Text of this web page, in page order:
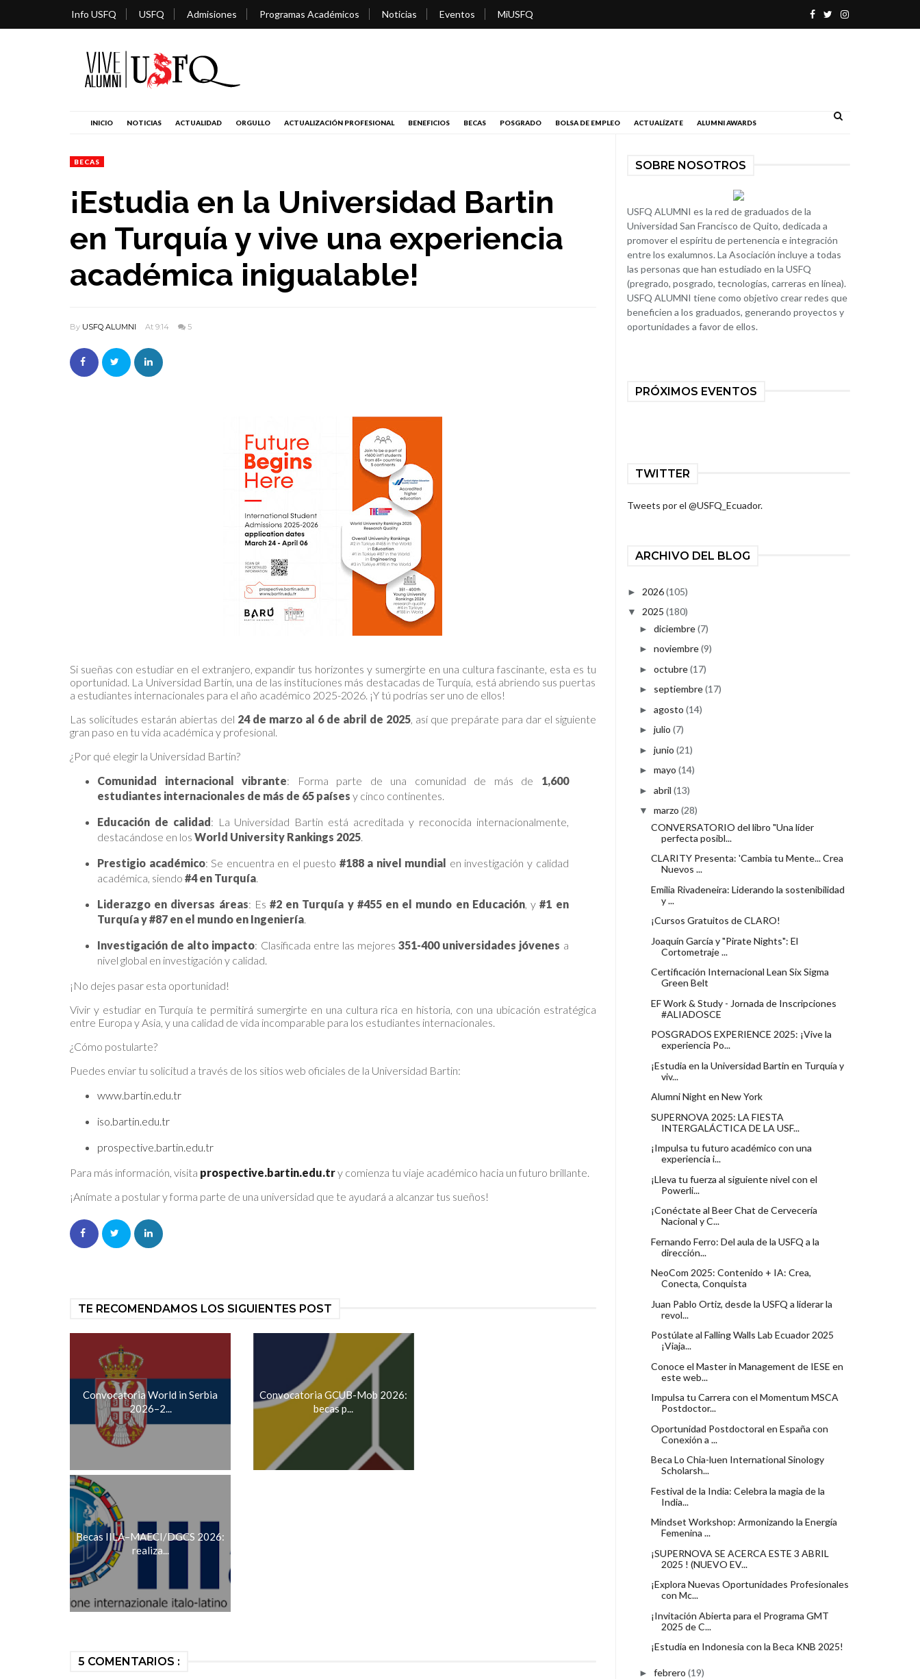
Info USFQ USFQ Admisiones Programas Académicos Noticias Eventos MiUSFQ
INICIO NOTICIAS ACTUALIDAD ORGULLO ACTUALIZACIÓN PROFESIONAL BENEFICIOS BECAS POSGRADO BOLSA DE EMPLEO ACTUALÍZATE ALUMNI AWARDS
BECAS
¡Estudia en la Universidad Bartin
en Turquía y vive una experiencia
académica inigualable!
By USFQ ALUMNI At 9:14 5
Si sueñas con estudiar en el extranjero, expandir tus horizontes y sumergirte en una cultura fascinante, esta es tu
oportunidad. La Universidad Bartin, una de las instituciones más destacadas de Turquía, está abriendo sus puertas
a estudiantes internacionales para el año académico 2025-2026. ¡Y tú podrías ser uno de ellos!
Las solicitudes estarán abiertas del 24 de marzo al 6 de abril de 2025, así que prepárate para dar el siguiente
gran paso en tu vida académica y profesional.
¿Por qué elegir la Universidad Bartin?
Comunidad internacional vibrante: Forma parte de una comunidad de más de 1,600
estudiantes internacionales de más de 65 países y cinco continentes.
Educación de calidad: La Universidad Bartin está acreditada y reconocida internacionalmente,
destacándose en los World University Rankings 2025.
Prestigio académico: Se encuentra en el puesto #188 a nivel mundial en investigación y calidad
académica, siendo #4 en Turquía.
Liderazgo en diversas áreas: Es#2 en Turquía y #455 en el mundo en Educación, y#1 en
Turquía y #87 en el mundo en Ingeniería.
Investigación de alto impacto: Clasificada entre las mejores351-400 universidades jóvenes a
nivel global en investigación y calidad.
¡No dejes pasar esta oportunidad!
Vivir y estudiar en Turquía te permitirá sumergirte en una cultura rica en historia, con una ubicación estratégica
entre Europa y Asia, y una calidad de vida incomparable para los estudiantes internacionales.
¿Cómo postularte?
Puedes enviar tu solicitud a través de los sitios web oficiales de la Universidad Bartin:
www.bartin.edu.tr
iso.bartin.edu.tr
prospective.bartin.edu.tr
Para más información, visita prospective.bartin.edu.try comienza tu viaje académico hacia un futuro brillante.
¡Anímate a postular y forma parte de una universidad que te ayudará a alcanzar tus sueños!
TE RECOMENDAMOS LOS SIGUIENTES POST
Convocatoria World in Serbia
2026–2...
Convocatoria GCUB-Mob 2026:
becas p...
Becas IILA–MAECI/DGCS 2026:
realiza...
5 COMENTARIOS :
SOBRE NOSOTROS
USFQ ALUMNI es la red de graduados de la
Universidad San Francisco de Quito, dedicada a
promover el espíritu de pertenencia e integración
entre los exalumnos. La Asociación incluye a todas
las personas que han estudiado en la USFQ
(pregrado, posgrado, tecnologías, carreras en línea).
USFQ ALUMNI tiene como objetivo crear redes que
beneficien a los graduados, generando proyectos y
oportunidades a favor de ellos.
PRÓXIMOS EVENTOS
TWITTER
Tweets por el @USFQ_Ecuador.
ARCHIVO DEL BLOG
► 2026(105)
▼ 2025 (180)
► diciembre(7)
► noviembre(9)
► octubre(17)
► septiembre(17)
► agosto (14)
► julio (7)
► junio (21)
► mayo (14)
► abril (13)
▼ marzo (28)
CONVERSATORIO del libro "Una líder
perfecta posibl...
CLARITY Presenta: 'Cambia tu Mente... Crea
Nuevos ...
Emilia Rivadeneira: Liderando la sostenibilidad
y ...
¡Cursos Gratuitos de CLARO!
Joaquín García y "Pirate Nights": El
Cortometraje ...
Certificación Internacional Lean Six Sigma
Green Belt
EF Work & Study - Jornada de Inscripciones
#ALIADOSCE
POSGRADOS EXPERIENCE 2025: ¡Vive la
experiencia Po...
¡Estudia en la Universidad Bartin en Turquía y
viv...
Alumni Night en New York
SUPERNOVA 2025: LA FIESTA
INTERGALÁCTICA DE LA USF...
¡Impulsa tu futuro académico con una
experiencia i...
¡Lleva tu fuerza al siguiente nivel con el
Powerli...
¡Conéctate al Beer Chat de Cervecería
Nacional y C...
Fernando Ferro: Del aula de la USFQ a la
dirección...
NeoCom 2025: Contenido + IA: Crea,
Conecta, Conquista
Juan Pablo Ortiz, desde la USFQ a liderar la
revol...
Postúlate al Falling Walls Lab Ecuador 2025
¡Viaja...
Conoce el Master in Management de IESE en
este web...
Impulsa tu Carrera con el Momentum MSCA
Postdoctor...
Oportunidad Postdoctoral en España con
Conexión a ...
Beca Lo Chia-luen International Sinology
Scholarsh...
Festival de la India: Celebra la magia de la
India...
Mindset Workshop: Armonizando la Energía
Femenina ...
¡SUPERNOVA SE ACERCA ESTE 3 ABRIL
2025 ! (NUEVO EV...
¡Explora Nuevas Oportunidades Profesionales
con Mc...
¡Invitación Abierta para el Programa GMT
2025 de C...
¡Estudia en Indonesia con la Beca KNB 2025!
► febrero (19)